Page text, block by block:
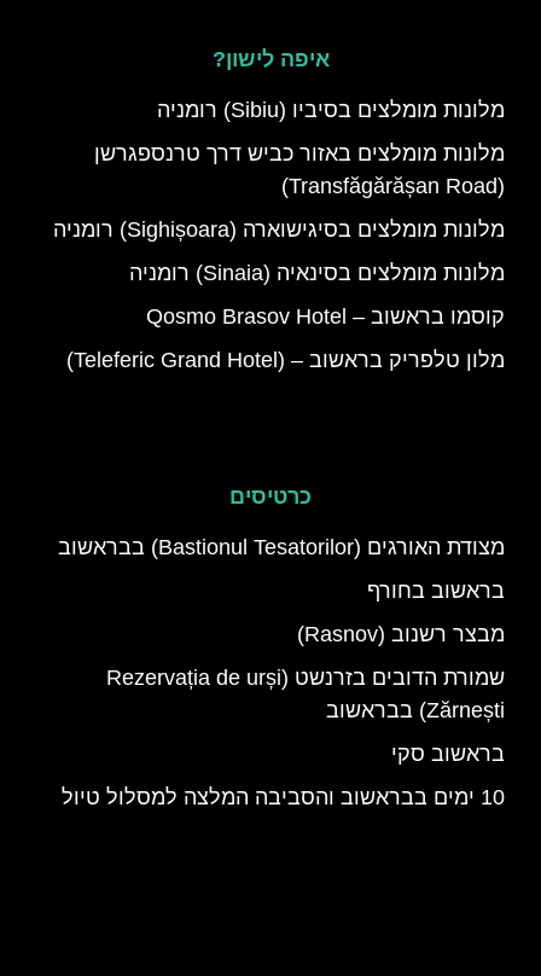
איפה לישון?
מלונות מומלצים בסיביו (Sibiu) רומניה
מלונות מומלצים באזור כביש דרך טרנספגרשן
(Transfăgărășan Road)
מלונות מומלצים בסיגישוארה (Sighișoara) רומניה
מלונות מומלצים בסינאיה (Sinaia) רומניה
קוסמו בראשוב – Qosmo Brasov Hotel
מלון טלפריק בראשוב – (Teleferic Grand Hotel)
כרטיסים
מצודת האורגים (Bastionul Tesatorilor) בבראשוב
בראשוב בחורף
מבצר רשנוב (Rasnov)
שמורת הדובים בזרנשט (Rezervația de urși
Zărnești) בבראשוב
בראשוב סקי
10 ימים בבראשוב והסביבה המלצה למסלול טיול